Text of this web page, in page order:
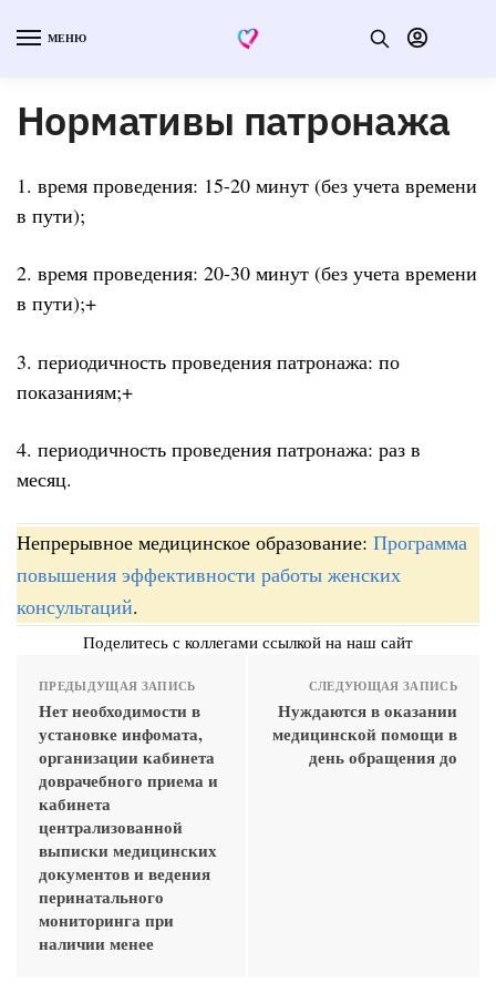
МЕНЮ
Нормативы патронажа
1. время проведения: 15-20 минут (без учета времени
в пути);
2. время проведения: 20-30 минут (без учета времени
в пути);+
3. периодичность проведения патронажа: по
показаниям;+
4. периодичность проведения патронажа: раз в
месяц.
Непрерывное медицинское образование: Программа
повышения эффективности работы женских
консультаций.
Поделитесь с коллегами ссылкой на наш сайт
ПРЕДЫДУЩАЯ ЗАПИСЬ
Нет необходимости в
установке инфомата,
организации кабинета
доврачебного приема и
кабинета
централизованной
выписки медицинских
документов и ведения
перинатального
мониторинга при
наличии менее
СЛЕДУЮЩАЯ ЗАПИСЬ
Нуждаются в оказании
медицинской помощи в
день обращения до